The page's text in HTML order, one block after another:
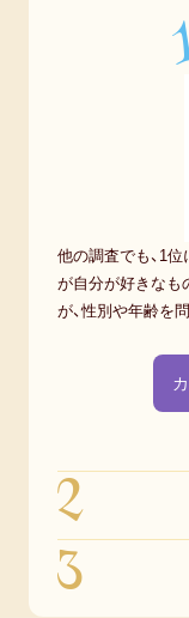
他の調査でも、1
が自分が好きなも
が、性別や年齢を
2
3